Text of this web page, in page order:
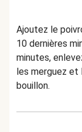
Ajoutez le
10 dernières
minutes,
les merguez et
bouillon.